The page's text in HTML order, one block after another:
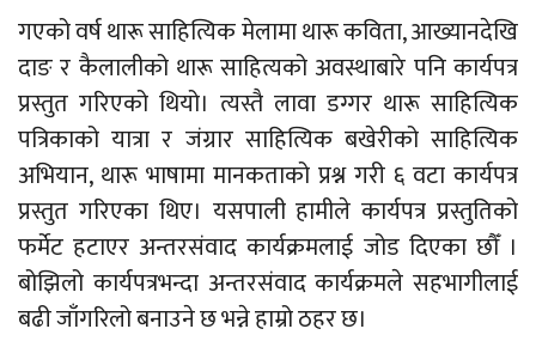
गएको वर्ष थारू साहित्यिक मेलामा थारू कविता, आख्यानदेखि
दाङ र कैलालीको थारू साहित्यको अवस्थाबारे पनि कार्यपत्र
प्रस्तुत गरिएको थियो। त्यस्तै लावा डग्गर थारू साहित्यिक
पत्रिकाको यात्रा र जंग्रार साहित्यिक बखेरीको साहित्यिक
अभियान, थारू भाषामा मानकताको प्रश्न गरी ६ वटा कार्यपत्र
प्रस्तुत गरिएका थिए। यसपाली हामीले कार्यपत्र प्रस्तुतिको
फर्मेट हटाएर अन्तरसंवाद कार्यक्रमलाई जोड दिएका छौँ ।
बोझिलो कार्यपत्रभन्दा अन्तरसंवाद कार्यक्रमले सहभागीलाई
बढी जाँगरिलो बनाउने छ भन्ने हाम्रो ठहर छ।